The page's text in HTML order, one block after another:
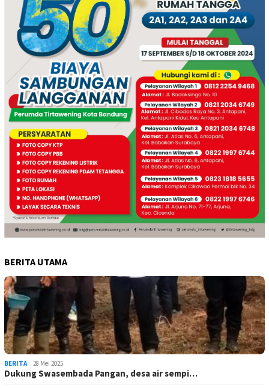
BERITA UTAMA
BERITA 28 Mei 2025
Dukung Swasembada Pangan, desa air sempi…